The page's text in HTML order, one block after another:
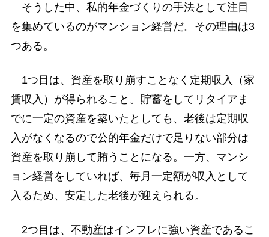
そうした中、私的年金づくりの手法として注目
を集めているのがマンション経営だ。その理由は3
つある。
1つ目は、資産を取り崩すことなく定期収入（家
賃収入）が得られること。貯蓄をしてリタイアま
でに一定の資産を築いたとしても、老後は定期収
入がなくなるので公的年金だけで足りない部分は
資産を取り崩して賄うことになる。一方、マンシ
ョン経営をしていれば、毎月一定額が収入として
入るため、安定した老後が迎えられる。
2つ目は、不動産はインフレに強い資産であるこ